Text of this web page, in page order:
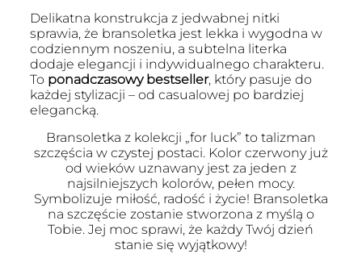
Delikatna konstrukcja z jedwabnej nitki
sprawia, że bransoletka jest lekka i wygodna w
codziennym noszeniu, a subtelna literka
dodaje elegancji i indywidualnego charakteru.
To ponadczasowy bestseller, który pasuje do
każdej stylizacji – od casualowej po bardziej
elegancką.
Bransoletka z kolekcji „for luck” to talizman
szczęścia w czystej postaci. Kolor czerwony już
od wieków uznawany jest za jeden z
najsilniejszych kolorów, pełen mocy.
Symbolizuje miłość, radość i życie! Bransoletka
na szczęście zostanie stworzona z myślą o
Tobie. Jej moc sprawi, że każdy Twój dzień
stanie się wyjątkowy!